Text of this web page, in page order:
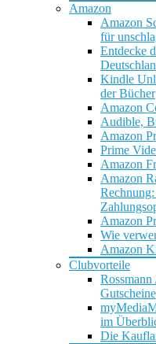
Amazon
Amazon
für
Entdecke
Kindle
der Bücher
Amazon
Audible,
Amazon
Prime
Amazon
Amazon
Amazon
Wie
Amazon
Clubvorteile
Gutscheine
im
Die